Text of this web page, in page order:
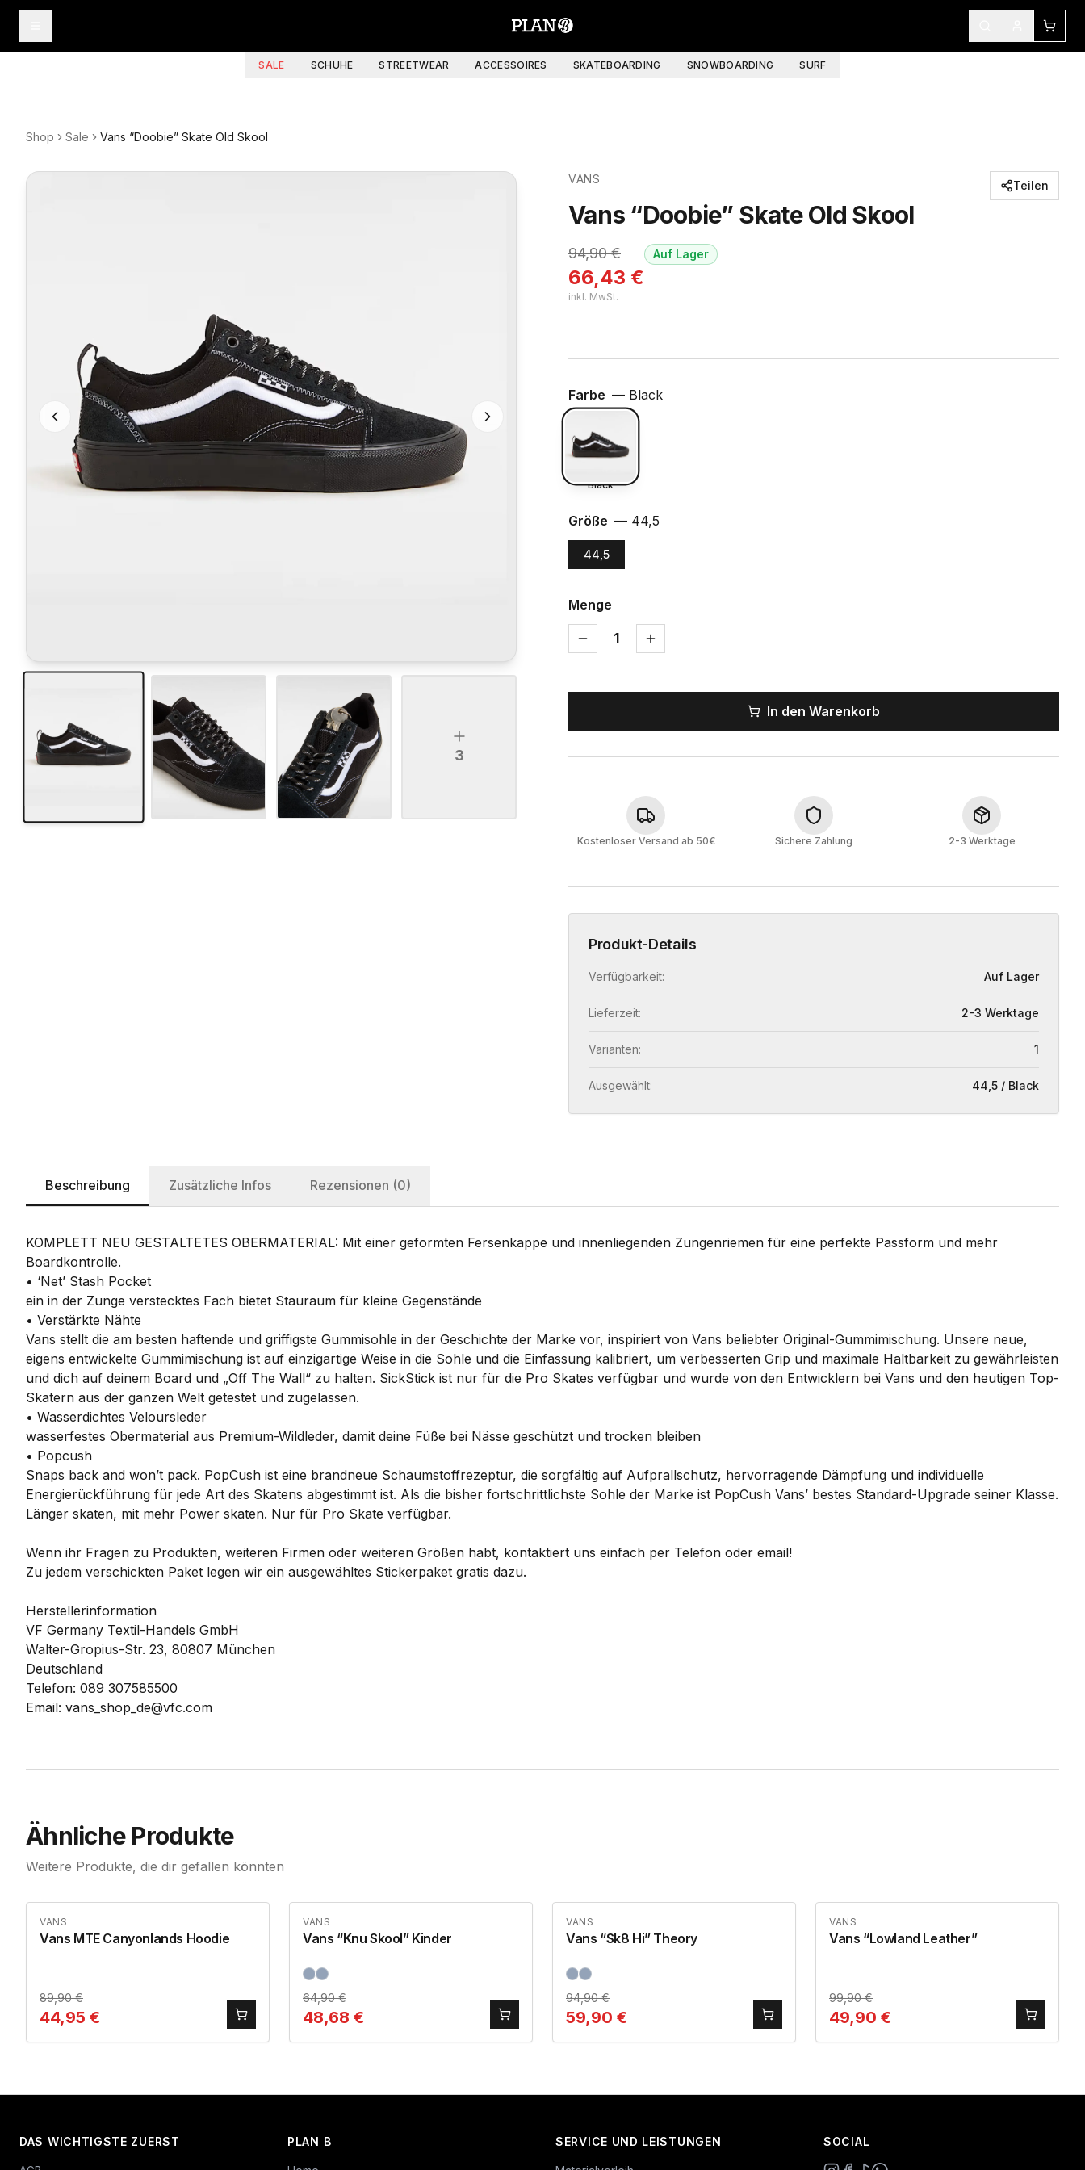
SALE SCHUHE STREETWEAR ACCESSOIRES SKATEBOARDING SNOWBOARDING SURF
Shop Sale Vans “Doobie” Skate Old Skool
3
VANS
Vans “Doobie” Skate Old Skool
94,90€
66,43 €
inkl. MwSt.
Auf Lager
Teilen
Farbe — Black
Black
Größe — 44,5
44,5
Menge
1
In den Warenkorb
Kostenloser Versand ab 50€ Sichere Zahlung 2-3 Werktage
Produkt-Details
Verfügbarkeit: Auf Lager
Lieferzeit: 2-3 Werktage
Varianten: 1
Ausgewählt: 44,5 / Black
Beschreibung Zusätzliche Infos Rezensionen (0)
KOMPLETT NEU GESTALTETES OBERMATERIAL: Mit einer geformten Fersenkappe und innenliegenden Zungenriemen für eine perfekte Passform und mehr
Boardkontrolle.
• ‘Net’ Stash Pocket
ein in der Zunge verstecktes Fach bietet Stauraum für kleine Gegenstände
• Verstärkte Nähte
Vans stellt die am besten haftende und griffigste Gummisohle in der Geschichte der Marke vor, inspiriert von Vans beliebter Original-Gummimischung. Unsere neue,
eigens entwickelte Gummimischung ist auf einzigartige Weise in die Sohle und die Einfassung kalibriert, um verbesserten Grip und maximale Haltbarkeit zu gewährleisten
und dich auf deinem Board und „Off The Wall“ zu halten. SickStick ist nur für die Pro Skates verfügbar und wurde von den Entwicklern bei Vans und den heutigen Top-
Skatern aus der ganzen Welt getestet und zugelassen.
• Wasserdichtes Veloursleder
wasserfestes Obermaterial aus Premium-Wildleder, damit deine Füße bei Nässe geschützt und trocken bleiben
• Popcush
Snaps back and won’t pack. PopCush ist eine brandneue Schaumstoffrezeptur, die sorgfältig auf Aufprallschutz, hervorragende Dämpfung und individuelle
Energierückführung für jede Art des Skatens abgestimmt ist. Als die bisher fortschrittlichste Sohle der Marke ist PopCush Vans’ bestes Standard-Upgrade seiner Klasse.
Länger skaten, mit mehr Power skaten. Nur für Pro Skate verfügbar.
Wenn ihr Fragen zu Produkten, weiteren Firmen oder weiteren Größen habt, kontaktiert uns einfach per Telefon oder email!
Zu jedem verschickten Paket legen wir ein ausgewähltes Stickerpaket gratis dazu.
Herstellerinformation
VF Germany Textil-Handels GmbH
Walter-Gropius-Str. 23, 80807 München
Deutschland
Telefon: 089 307585500
Email: vans_shop_de@vfc.com
Ähnliche Produkte
Weitere Produkte, die dir gefallen könnten
VANS
Vans MTE Canyonlands Hoodie
89,90€
44,95 €
VANS
Vans “Knu Skool” Kinder
64,90€
48,68 €
VANS
Vans “Sk8 Hi” Theory
94,90€
59,90 €
VANS
Vans “Lowland Leather”
99,90€
49,90 €
DAS WICHTIGSTE ZUERST PLAN B SERVICE UND LEISTUNGEN SOCIAL